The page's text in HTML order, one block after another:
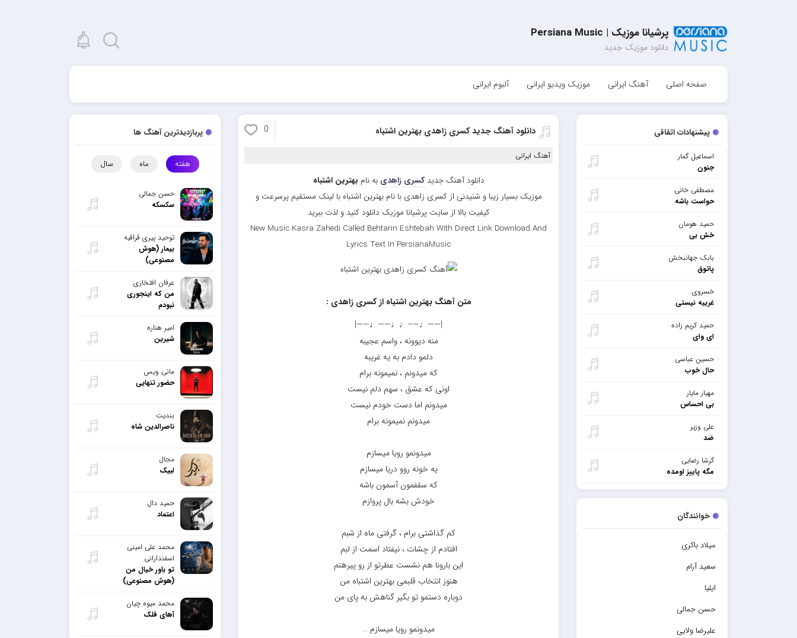
پرشیانا موزیک | Persiana Music
دانلود موزیک جدید
صفحه اصلی آهنگ ایرانی موزیک ویدیو ایرانی آلبوم ایرانی
پیشنهادات اتفاقی
اسماعیل گمار
جنون
مصطفی خانی
حواست باشه
حمید هومان
خش بی
بابک جهانبخش
پاتوق
خسروی
غریبه نیستی
حمید کریم زاده
ای وای
حسین عباسی
حال خوب
مهیار مایار
بی احساس
علی وزیر
ضد
گرشا رضایی
مگه پاییز اومده
خوانندگان
میلاد باکری
سعید آرام
ایلیا
حسن جمالی
علیرضا ولایی
دانلود آهنگ جدید کسری زاهدی بهترین اشتباه 0
آهنگ ایرانی
دانلود آهنگ جدیدکسری زاهدی به نام بهترین اشتباه
موزیک بسیار زیبا و شنیدنی از کسری زاهدی با نام بهترین اشتباه با لینک مستقیم پرسرعت و
کیفیت بالا از سایت پرشیانا موزیک دانلود کنید و لذت ببرید
New Music Kasra Zahedi Called Behtarin Eshtebah With Direct Link Download And
Lyrics Text In PersianaMusic
متن آهنگ بهترین اشتباه از کسری زاهدی :
|——♩—–♩♩——♩——|
منه دیوونه ، واسم عجیبه
دلمو دادم به یه غریبه
که میدونم ، نمیمونه برام
اونی که عشق ، سهم دلم نیست
میدونم اما دست خودم نیست
میدونم نمیمونه برام
میدونمو رویا میسازم
یه خونه روو دریا میسازم
که سقفمون آسمون باشه
خودش بشه بال پروازم
کم گذاشتی برام ، گرفتی ماه از شبم
افتادم از چشات ، نیفتاد اسمت از لبم
این بارونا هم نشست عطرتو از رو پیرهنم
هنوز انتخاب قلبمی بهترین اشتباه من
دوباره دستمو تو بگیر گناهش به پای من
میدونمو رویا میسازم …
پربازدیدترین آهنگ ها
هفته ماه سال
حسن جمالی
سکسکه
توحید پیری قراقیه
بیمار (هوش
مصنوعی)
عرفان افتخاری
من که اینجوری
نبودم
امیر هناره
شیرین
مانی ویس
حضور تنهایی
بندیت
ناصرالدین شاه
مجال
لبیک
حمید دال
اعتماد
محمد علی امینی
اسفندارانی
تو باور خیال من
(هوش مصنوعی)
محمد میوه چیان
آهای فلک